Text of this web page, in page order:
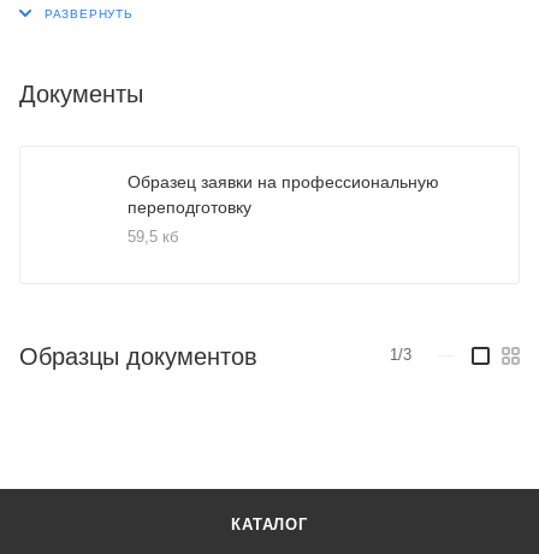
Документы
Образец заявки на профессиональную
переподготовку
59,5 кб
Образцы документов 1/3
КАТАЛОГ